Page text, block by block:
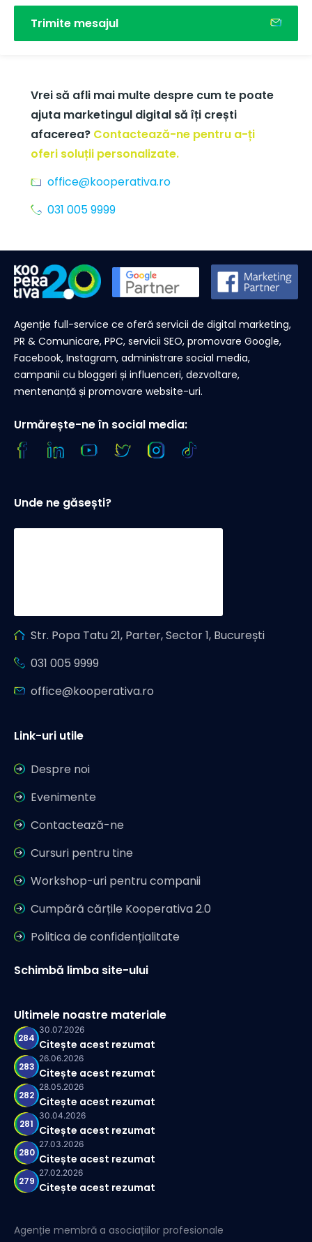
Trimite mesajul
Vrei să afli mai multe despre cum te poate
ajuta marketingul digital să îți crești
afacerea? Contactează-ne pentru a-ți
oferi soluții personalizate.
office@kooperativa.ro
031 005 9999
Agenție full-service ce oferă servicii de digital marketing,
PR & Comunicare, PPC, servicii SEO, promovare Google,
Facebook, Instagram, administrare social media,
campanii cu bloggeri și influenceri, dezvoltare,
mentenanță și promovare website-uri.
Urmărește-ne în social media:
Link-uri utile
Despre noi
Evenimente
Contactează-ne
Cursuri pentru tine
Workshop-uri pentru companii
Cumpără cărțile Kooperativa 2.0
Politica de confidențialitate
Schimbă limba site-ului
Unde ne găsești?
Str. Popa Tatu 21, Parter, Sector 1, București
031 005 9999
office@kooperativa.ro
Ultimele noastre materiale
284
30.07.2026
Citește acest rezumat
283
26.06.2026
Citește acest rezumat
282
28.05.2026
Citește acest rezumat
281
30.04.2026
Citește acest rezumat
280
27.03.2026
Citește acest rezumat
279
27.02.2026
Citește acest rezumat
Agenție membră a asociațiilor profesionale